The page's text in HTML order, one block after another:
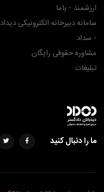
ارزشمند - باما
سامانه دبیرخانه الکترونیکی دیداد
- سداد
مشاوره حقوقی رایگان
تبلیغات
ما را دنبال کنید